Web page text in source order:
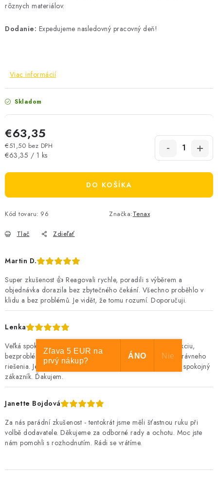
rôznych materiálov.
Dodanie: Expedujeme nasledovný pracovný deň!
Viac informácií
Skladom
€63,35
€51,50 bez DPH
Jednotková cena:
€63,35 / 1 ks
DO KOŠÍKA
Kód tovaru: 96 Značka:Tenax
Tlač Zdieľať
Martin D.
Super zkušenost 👍 Reagovali rychle, poradili s výběrem a
objednávka dorazila bez zbytečného čekání. Všechno proběhlo v
klidu a bez problémů. Je vidět, že tomu rozumí. Doporučuji.
Lenka
Veľká spokojnosť s nákupom. Oceňujem hlavne rýchlu reakciu,
bezproblémové doručenie a ochotu pomôcť s výberom správneho
riešenia. Je vidieť, že to robia s láskou. Priorita pre nich je spokojný
zákazník. Ďakujem.
Janette Bojdová
Za nás parádní zkušenost - tentokrát jsme měli šťastnou ruku při
volbě dodavatele. Děkujeme za odborné rady a ochotu. Moc jste
nám pomohli s rozhodnutím. Rádi se vrátíme.
Zľava 5 EUR na
prvý nákup?
ÁNO Nie